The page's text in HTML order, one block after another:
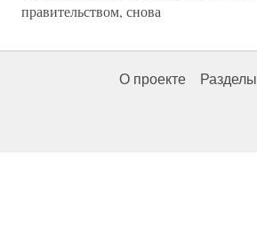
правительством, снова
О проекте Разделы